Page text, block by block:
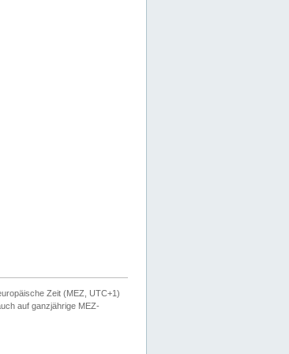
Zeit (MEZ, UTC+1)
auf ganzjährige MEZ-